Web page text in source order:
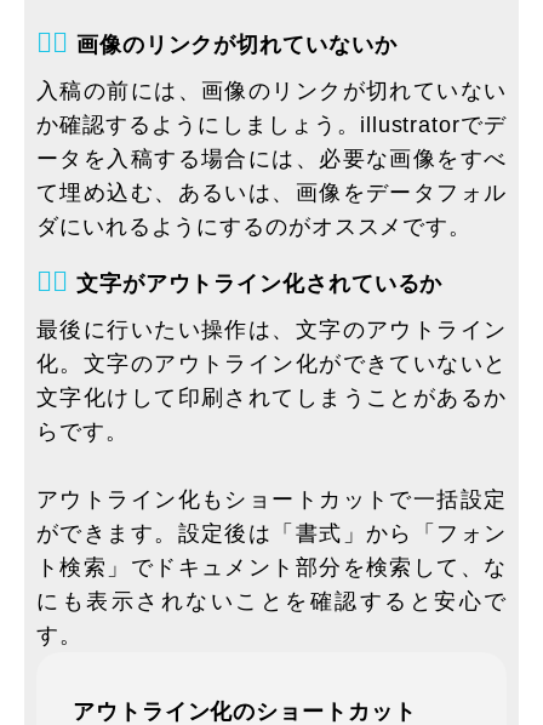
８⃣ 画像のリンクが切れていないか
入稿の前には、画像のリンクが切れていない
か確認するようにしましょう。illustratorでデ
ータを入稿する場合には、必要な画像をすべ
て埋め込む、あるいは、画像をデータフォル
ダにいれるようにするのがオススメです。
９⃣ 文字がアウトライン化されているか
最後に行いたい操作は、文字のアウトライン
化。文字のアウトライン化ができていないと
文字化けして印刷されてしまうことがあるか
らです。
アウトライン化もショートカットで一括設定
ができます。設定後は「書式」から「フォン
ト検索」でドキュメント部分を検索して、な
にも表示されないことを確認すると安心で
す。
アウトライン化のショートカット